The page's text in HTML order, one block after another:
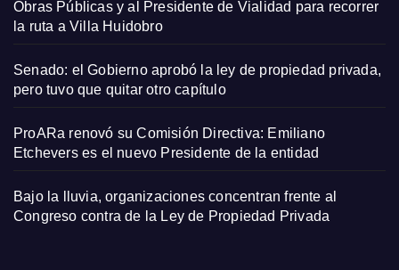
Obras Públicas y al Presidente de Vialidad para recorrer
la ruta a Villa Huidobro
Senado: el Gobierno aprobó la ley de propiedad privada,
pero tuvo que quitar otro capítulo
ProARa renovó su Comisión Directiva: Emiliano
Etchevers es el nuevo Presidente de la entidad
Bajo la lluvia, organizaciones concentran frente al
Congreso contra de la Ley de Propiedad Privada